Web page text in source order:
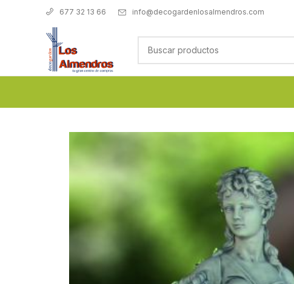
677 32 13 66 info@decogardenlosalmendros.com